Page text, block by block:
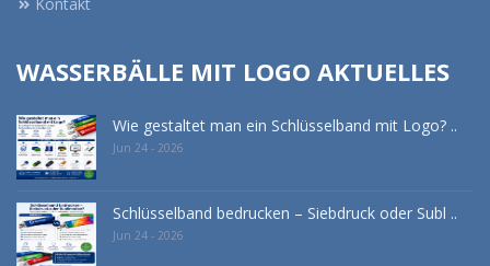
WASSERBÄLLE MIT LOGO AKTUELLES
Wie gestaltet man ein Schlüsselband mit Logo? ..
Jun 24 - 2026
Schlüsselband bedrucken – Siebdruck oder Subl ..
Jun 24 - 2026